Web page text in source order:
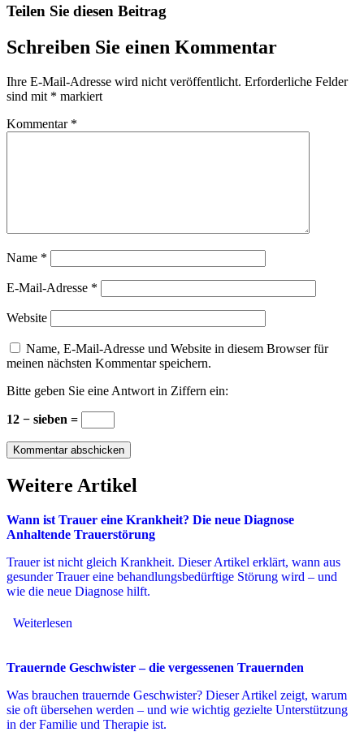
Teilen Sie diesen Beitrag
Schreiben Sie einen Kommentar
Ihre E-Mail-Adresse wird nicht veröffentlicht. Erforderliche Felder
sind mit * markiert
Kommentar *
Name *
E-Mail-Adresse *
Website
Name, E-Mail-Adresse und Website in diesem Browser für
meinen nächsten Kommentar speichern.
Bitte geben Sie eine Antwort in Ziffern ein:
12 − sieben =
Weitere Artikel
Wann ist Trauer eine Krankheit? Die neue Diagnose
Anhaltende Trauerstörung
Trauer ist nicht gleich Krankheit. Dieser Artikel erklärt, wann aus
gesunder Trauer eine behandlungsbedürftige Störung wird – und
wie die neue Diagnose hilft.
Weiterlesen
Trauernde Geschwister – die vergessenen Trauernden
Was brauchen trauernde Geschwister? Dieser Artikel zeigt, warum
sie oft übersehen werden – und wie wichtig gezielte Unterstützung
in der Familie und Therapie ist.